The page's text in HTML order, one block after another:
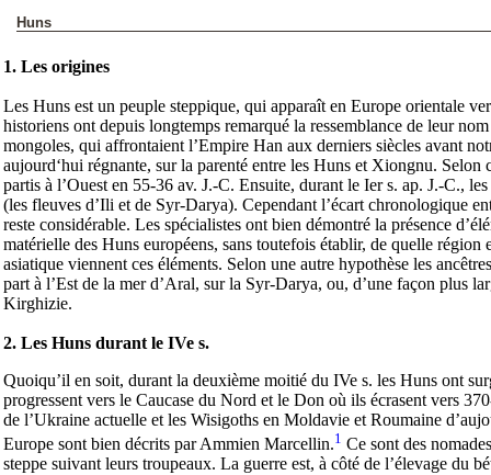
Huns
1. Les origines
Les Huns est un peuple steppique, qui apparaît en Europe orientale
historiens ont depuis longtemps remarqué la ressemblance de leur
mongoles, qui affrontaient l’Empire Han aux derniers siècles avant
aujourd‘hui régnante, sur la parenté entre les Huns et Xiongnu.
partis à l’Ouest en 55-36 av. J.-C. Ensuite, durant le Ier s. ap. J.-C.,
(les fleuves d’Ili et de Syr-Darya). Cependant l’écart chronologique
reste considérable. Les spécialistes ont bien démontré la présence
matérielle des Huns européens, sans toutefois établir, de quelle
asiatique viennent ces éléments. Selon une autre hypothèse les
part à l’Est de la mer d’Aral, sur la Syr-Darya, ou, d’une façon plus
Kirghizie.
2. Les Huns durant le IVe s.
Quoiqu’il en soit, durant la deuxième moitié du IVe s. les Huns ont
progressent vers le Caucase du Nord et le Don où ils écrasent vers
de l’Ukraine actuelle et les Wisigoths en Moldavie et Roumaine
Europe sont bien décrits par Ammien Marcellin.1 Ce sont des
steppe suivant leurs troupeaux. La guerre est, à côté de l’élevage du